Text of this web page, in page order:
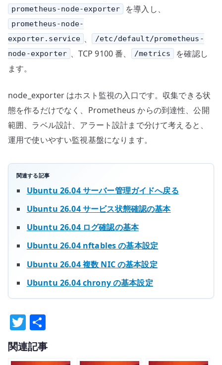
prometheus-node-exporter を導入し、
prometheus-node-
exporter.service 、
/etc/default/prometheus-
node-exporter 、TCP 9100 番、 /metrics
を確認し
ます。
node_exporter はホスト監視の入口です。収集できる状
態を作るだけでなく、Prometheus からの到達性、公開
範囲、ラベル設計、アラート設計まで分けて考えると、
運用で使いやすい監視基盤になります。
関連する記事
Ubuntu 26.04 サーバー管理ガイドへ戻る
Ubuntu 26.04 サービス状態確認の基本
Ubuntu 26.04 ログ確認の基本
Ubuntu 26.04 nftables の基本設定
Ubuntu 26.04 複数 NIC の基本設定
Ubuntu 26.04 chrony の基本設定
T
w
it
有
関連記事